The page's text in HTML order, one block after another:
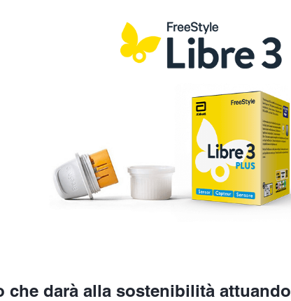
darà alla sostenibilità attuando